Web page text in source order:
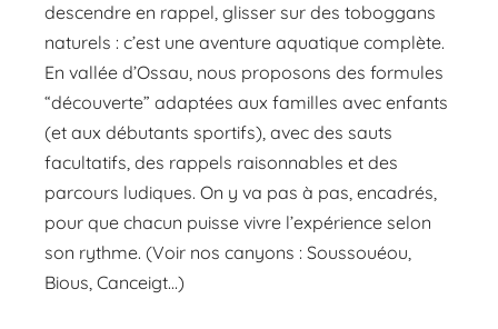
descendre en rappel, glisser sur des toboggans
naturels : c’est une aventure aquatique complète.
En vallée d’Ossau, nous proposons des formules
“découverte” adaptées aux familles avec enfants
(et aux débutants sportifs), avec des sauts
facultatifs, des rappels raisonnables et des
parcours ludiques. On y va pas à pas, encadrés,
pour que chacun puisse vivre l’expérience selon
son rythme. (Voir nos canyons : Soussouéou,
Bious, Canceigt…)